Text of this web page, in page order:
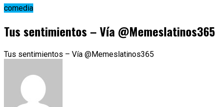
comedia
Tus sentimientos – Vía @Memeslatinos365
Tus sentimientos – Vía @Memeslatinos365